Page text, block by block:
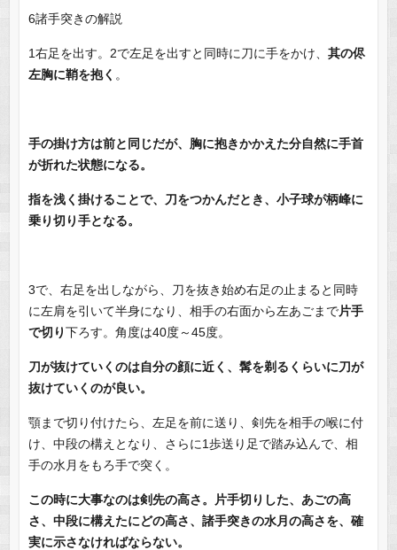
6諸手突きの解説
1右足を出す。2で左足を出すと同時に刀に手をかけ、 其の侭
左胸に鞘を抱く 。
手の掛け方は前と同じだが、胸に抱きかかえた分自然に手首
が折れた状態になる。
指を浅く掛けることで、刀をつかんだとき、小子球が柄峰に
乗り切り手となる。
3で、右足を出しながら、刀を抜き始め右足の止まると同時
に左肩を引いて半身になり、相手の右面から左あごまで片手
で切り下ろす。角度は40度～45度。
刀が抜けていくのは自分の顔に近く、髯を剃るくらいに刀が
抜けていくのが良い。
顎まで切り付けたら、左足を前に送り、剣先を相手の喉に付
け、中段の構えとなり、さらに1歩送り足で踏み込んで、相
手の水月をもろ手で突く。
この時に大事なのは剣先の高さ。片手切りした、あごの高
さ、中段に構えたにどの高さ、諸手突きの水月の高さを、確
実に示さなければならない。